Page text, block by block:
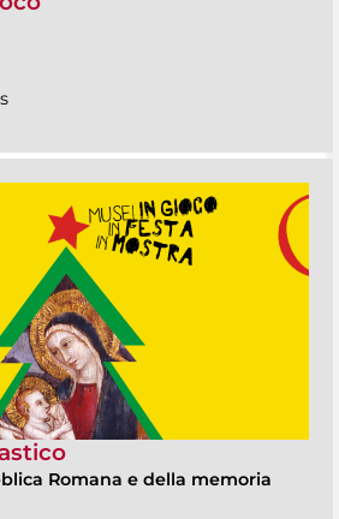
Romana e della memoria